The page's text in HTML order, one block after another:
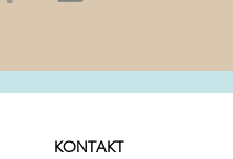
KONTAKT